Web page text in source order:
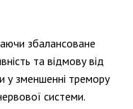
збалансоване
та відмову від
у зменшенні тремору
системи.